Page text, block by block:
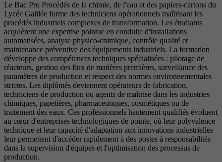
Le Bac Pro Procédés de la chimie, de l'eau et des papiers-cartons du
Lycée Galilée forme des techniciens opérationnels maîtrisant les
procédés industriels complexes de transformation. Les étudiants
acquièrent une expertise pointue en conduite d'installations
automatisées, analyse physico-chimique, contrôle qualité et
maintenance préventive des équipements industriels. La formation
développe des compétences techniques spécialisées : pilotage de
réacteurs, gestion des flux de matières premières, surveillance des
paramètres de production et respect des normes environnementales
strictes. Les diplômés deviennent opérateurs de fabrication,
techniciens de production ou agents de maîtrise dans les industries
chimiques, papetières, pharmaceutiques, cosmétiques ou de
traitement des eaux. Ces professionnels hautement qualifiés évoluent
au cœur d'entreprises technologiques de pointe, où leur polyvalence
technique et leur capacité d'adaptation aux innovations industrielles
leur permettent d'accéder rapidement à des postes à responsabilités
dans la supervision d'équipes et l'optimisation des processus de
production.